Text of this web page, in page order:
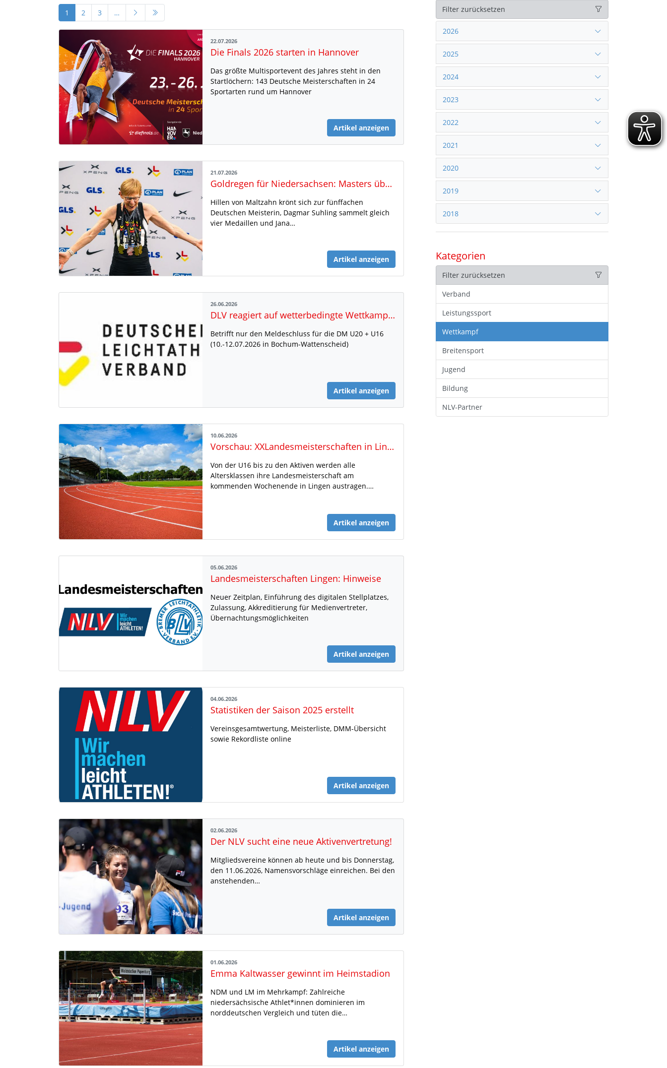
1 2 3 …
22.07.2026
Die Finals 2026 starten in Hannover
Das größte Multisportevent des Jahres steht in den
Startlöchern: 143 Deutsche Meisterschaften in 24
Sportarten rund um Hannover
Artikel anzeigen
21.07.2026
Goldregen für Niedersachsen: Masters überzeugen bei den Deutschen Meisterschaften in Mönchengladbach
Hillen von Maltzahn krönt sich zur fünffachen
Deutschen Meisterin, Dagmar Suhling sammelt gleich
vier Medaillen und Jana…
Artikel anzeigen
26.06.2026
DLV reagiert auf wetterbedingte Wettkampfausfälle
Betrifft nur den Meldeschluss für die DM U20 + U16
(10.-12.07.2026 in Bochum-Wattenscheid)
Artikel anzeigen
10.06.2026
Vorschau: XXLandesmeisterschaften in Lingen
Von der U16 bis zu den Aktiven werden alle
Altersklassen ihre Landesmeisterschaft am
kommenden Wochenende in Lingen austragen.…
Artikel anzeigen
05.06.2026
Landesmeisterschaften Lingen: Hinweise
Neuer Zeitplan, Einführung des digitalen Stellplatzes,
Zulassung, Akkreditierung für Medienvertreter,
Übernachtungsmöglichkeiten
Artikel anzeigen
04.06.2026
Statistiken der Saison 2025 erstellt
Vereinsgesamtwertung, Meisterliste, DMM-Übersicht
sowie Rekordliste online
Artikel anzeigen
02.06.2026
Der NLV sucht eine neue Aktivenvertretung!
Mitgliedsvereine können ab heute und bis Donnerstag,
den 11.06.2026, Namensvorschläge einreichen. Bei den
anstehenden…
Artikel anzeigen
01.06.2026
Emma Kaltwasser gewinnt im Heimstadion
NDM und LM im Mehrkampf: Zahlreiche
niedersächsische Athlet*innen dominieren im
norddeutschen Vergleich und tüten die…
Artikel anzeigen
Filter zurücksetzen
2026
2025
2024
2023
2022
2021
2020
2019
2018
Kategorien
Filter zurücksetzen
Verband
Leistungssport
Wettkampf
Breitensport
Jugend
Bildung
NLV-Partner